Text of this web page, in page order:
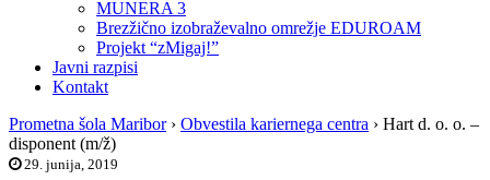
MUNERA 3
Brezžično izobraževalno omrežje EDUROAM
Projekt “zMigaj!”
Javni razpisi
Kontakt
Prometna šola Maribor › Obvestila kariernega centra › Hart d. o. o. –
disponent (m/ž)
29. junija, 2019